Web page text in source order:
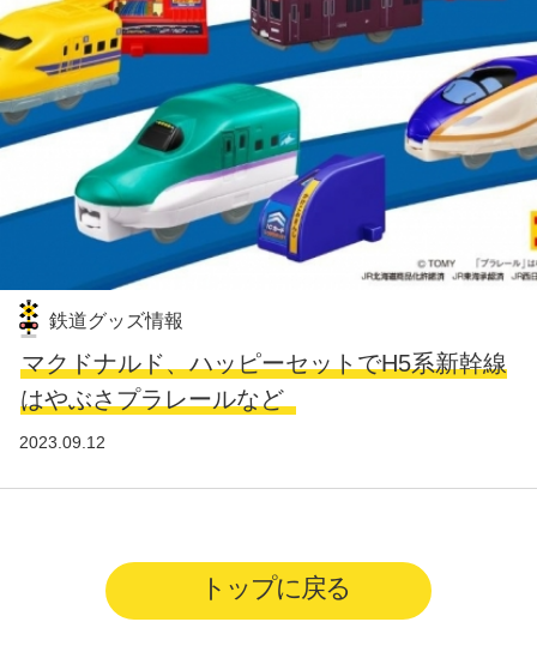
鉄道グッズ情報
マクドナルド、ハッピーセットでH5系新幹線
はやぶさプラレールなど
2023.09.12
トップに戻る